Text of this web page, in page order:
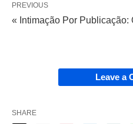
PREVIOUS
« Intimação Por Publicação:
Leave a
SHARE